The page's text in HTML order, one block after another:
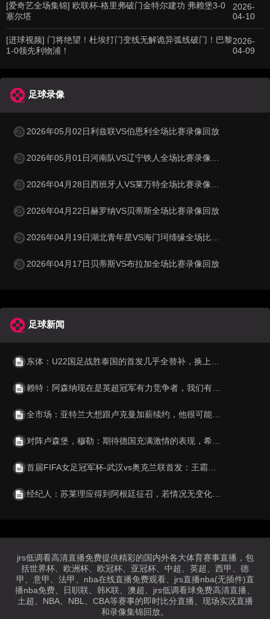
[爱奇艺全场集锦] 欧联杯-格里弗破门金特尔建功 弗赖堡3-0
塞尔塔
2026-
04-10
[进球视频] 门将绝望！杜埃打门变线无解诡异弧线破门！巴黎
1-0领先利物浦！
2026-
04-09
足球录像
2026年05月02日利兹联VS伯恩利全场比赛录像回放
2026年05月01日河南队VS辽宁铁人全场比赛录像回放
2026年04月28日西班牙人VS莱万特全场比赛录像回放
2026年04月22日赫罗纳VS贝蒂斯全场比赛录像回放
2026年04月19日湖北青年星VS海门珂缔缘全场比赛录像回放
2026年04月17日贝蒂斯VS布拉加全场比赛录像回放
足球新闻
东体：U22国足战胜泰国的首发几乎全替补，换上主力后逆转取胜
赖特：阿森纳现在是英超冠军有力竞争者，我们有全联赛最好的阵容
全市场：亚特兰大想跟卢克曼加薪续约，他很可能会要求加入解约金
对阵卢森堡，穆勒：期待德国充满激情的表现，希望顺利晋级世界杯
首届FIFA女足冠军杯-武汉vs奥克兰联首发：王霜、吴海燕领衔出战
经纪人：苏莱理应得到阿根廷征召，若情况无变化他可选择意大利
jrs低调看高清直播免费提供精彩的国内外各大体育赛事直播，包
括世界杯、欧洲杯、欧冠杯、亚冠杯、中超、英超、西甲、德
甲、意甲、法甲、nba在线直播免费观看、jrs直播nba(无插件)直
播nba免费、日职联、韩K联、澳超、jrs低调看球免费高清直播、
土超、NBA、NBL、CBA等赛事的即时比分直播、现场实况直播
和录像集锦回放。